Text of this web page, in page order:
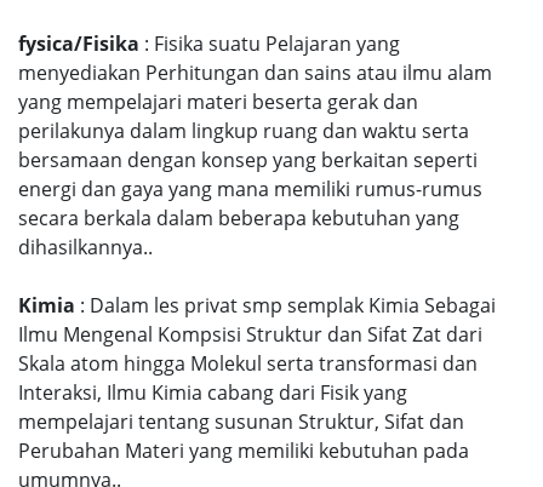
fysica/Fisika : Fisika suatu Pelajaran yang
menyediakan Perhitungan dan sains atau ilmu alam
yang mempelajari materi beserta gerak dan
perilakunya dalam lingkup ruang dan waktu serta
bersamaan dengan konsep yang berkaitan seperti
energi dan gaya yang mana memiliki rumus-rumus
secara berkala dalam beberapa kebutuhan yang
dihasilkannya..
Kimia : Dalam les privat smp semplak Kimia Sebagai
Ilmu Mengenal Kompsisi Struktur dan Sifat Zat dari
Skala atom hingga Molekul serta transformasi dan
Interaksi, Ilmu Kimia cabang dari Fisik yang
mempelajari tentang susunan Struktur, Sifat dan
Perubahan Materi yang memiliki kebutuhan pada
umumnya..